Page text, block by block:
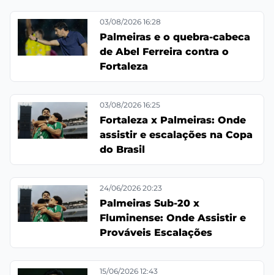
03/08/2026 16:28
Palmeiras e o quebra-cabeca
de Abel Ferreira contra o
Fortaleza
03/08/2026 16:25
Fortaleza x Palmeiras: Onde
assistir e escalações na Copa
do Brasil
24/06/2026 20:23
Palmeiras Sub-20 x
Fluminense: Onde Assistir e
Prováveis Escalações
15/06/2026 12:43